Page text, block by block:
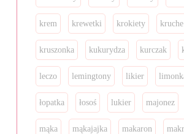
krem krewetki krokiety
kruszonka kukurydza kurczak
leczo lemingtony likier
łopatka łosoś lukier majonez
mąka mąkajajka makaron